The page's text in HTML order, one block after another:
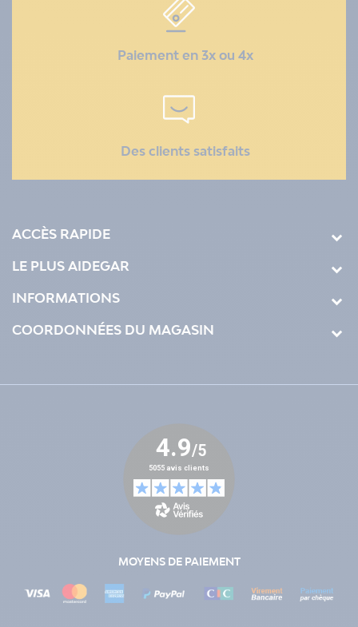
Paiement en 3x ou 4x
Des clients satisfaits
ACCÈS RAPIDE
LE PLUS AIDEGAR
INFORMATIONS
COORDONNÉES DU MAGASIN
MOYENS DE PAIEMENT